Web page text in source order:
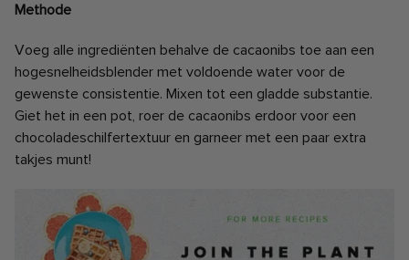
Methode
Voeg alle ingrediënten behalve de cacaonibs toe aan een
hogesnelheidsblender met voldoende water voor de
gewenste consistentie. Mixen tot een gladde substantie.
Giet het in een pot, roer de cacaonibs erdoor voor een
chocoladeschilfertextuur en garneer met een paar extra
takjes munt!